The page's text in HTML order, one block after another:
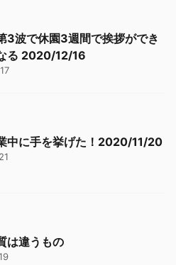
3波で休園3週間で挨拶ができ
る 2020/12/16
中に手を挙げた！2020/11/20
は違うもの